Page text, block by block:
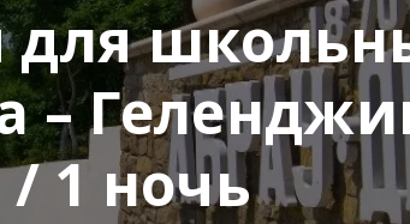
для
–
1 ночь